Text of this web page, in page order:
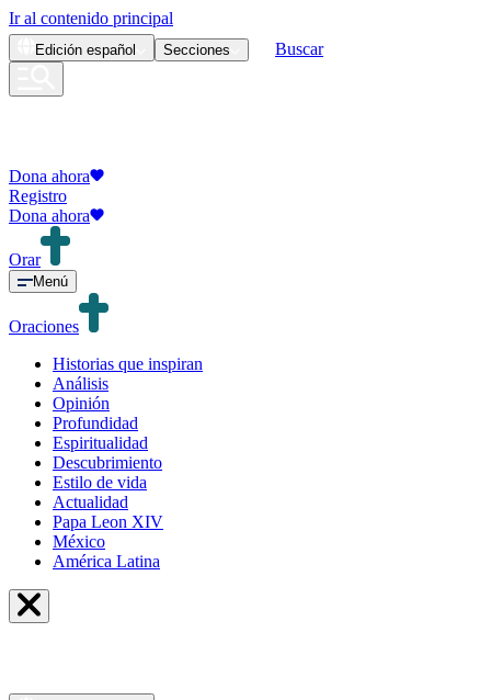
Ir al contenido principal
Edición español Secciones Buscar
Dona ahora
Registro
Dona ahora
Orar
Menú
Oraciones
Historias que inspiran
Análisis
Opinión
Profundidad
Espiritualidad
Descubrimiento
Estilo de vida
Actualidad
Papa Leon XIV
México
América Latina